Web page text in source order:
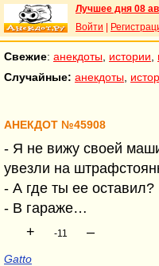
Лучшее дня 08
Войти
Свежие: анекдоты истории
Случайные: анекдоты
АНЕКДОТ №45908
- Я не вижу своей
увезли на
- А где ты ее оставил?
- В гараже…
+
-11 –
Gatto